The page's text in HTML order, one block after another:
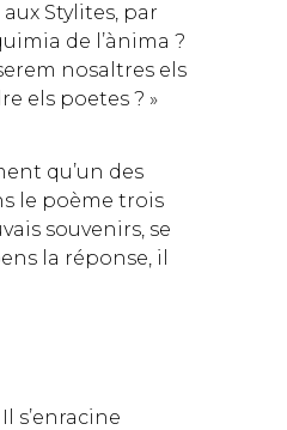
Stylites, par
de l’ànima ?
nosaltres els
els poetes ? »
qu’un des
le poème trois
souvenirs, se
la réponse, il
s’enracine